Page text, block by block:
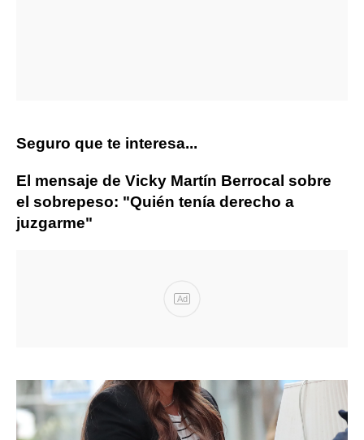
Seguro que te interesa...
El mensaje de Vicky Martín Berrocal sobre
el sobrepeso: "Quién tenía derecho a
juzgarme"
Ad